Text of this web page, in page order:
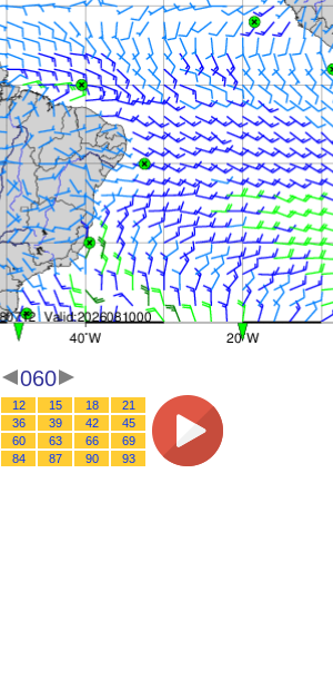
060
12 15 18
21
36 39 42
45
60 63 66
69
84 87 90 93